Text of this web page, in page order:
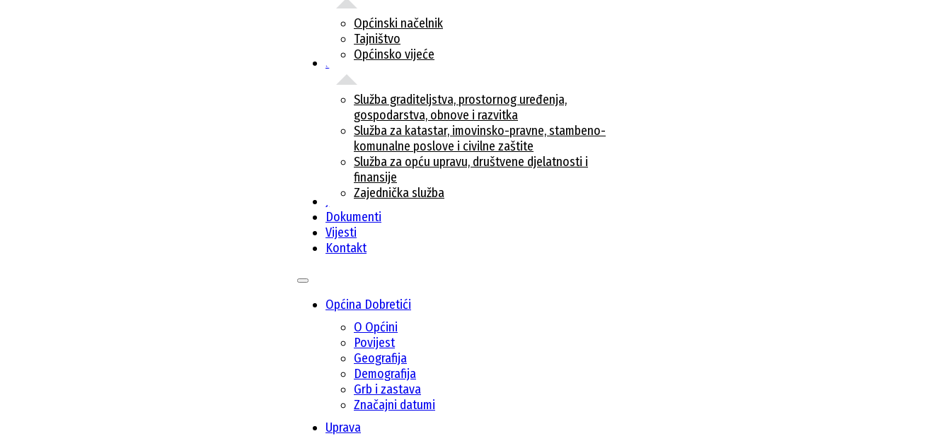
Općinski načelnik
Tajništvo
Općinsko vijeće
Službe
Služba graditeljstva, prostornog uređenja,
gospodarstva, obnove i razvitka
Služba za katastar, imovinsko-pravne, stambeno-
komunalne poslove i civilne zaštite
Služba za opću upravu, društvene djelatnosti i
finansije
Zajednička služba
Javne nabavke
Dokumenti
Vijesti
Kontakt
Općina Dobretići
O Općini
Povijest
Geografija
Demografija
Grb i zastava
Značajni datumi
Uprava